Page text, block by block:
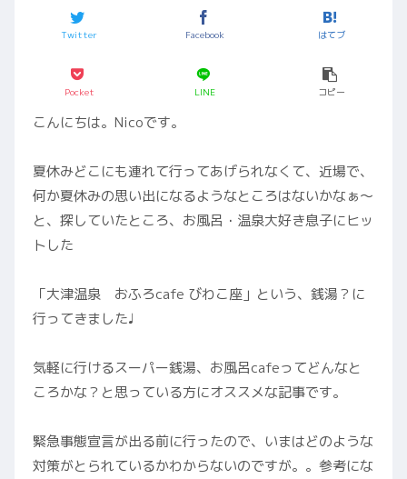
Twitter Facebook はてブ
Pocket LINE コピー
こんにちは。Nicoです。
夏休みどこにも連れて行ってあげられなくて、近場で、
何か夏休みの思い出になるようなところはないかなぁ〜
と、探していたところ、お風呂・温泉大好き息子にヒッ
トした
「大津温泉 おふろcafe びわこ座」という、銭湯？に
行ってきました♩
気軽に行けるスーパー銭湯、お風呂cafeってどんなと
ころかな？と思っている方にオススメな記事です。
緊急事態宣言が出る前に行ったので、いまはどのような
対策がとられているかわからないのですが。。参考にな